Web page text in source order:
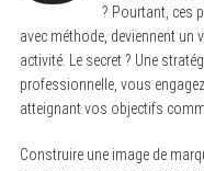
? Pourtant, ces
avec méthode, deviennent un
activité. Le secret ? Une
professionnelle, vous
atteignant vos objectifs
Construire une image de